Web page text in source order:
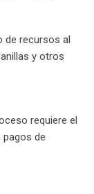
de recursos al
y otros
requiere el
pagos de